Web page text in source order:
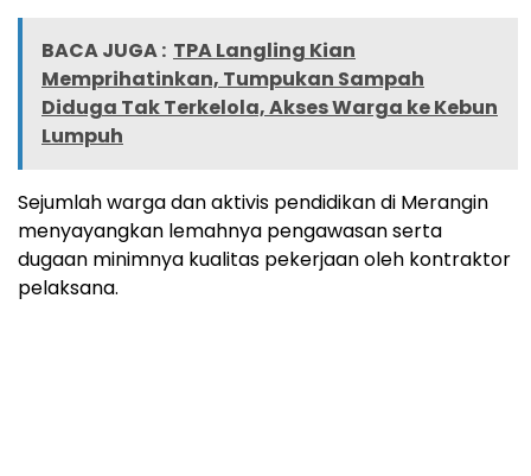
BACA JUGA : TPA Langling Kian
Memprihatinkan, Tumpukan Sampah
Diduga Tak Terkelola, Akses Warga ke Kebun
Lumpuh
Sejumlah warga dan aktivis pendidikan di Merangin
menyayangkan lemahnya pengawasan serta
dugaan minimnya kualitas pekerjaan oleh kontraktor
pelaksana.